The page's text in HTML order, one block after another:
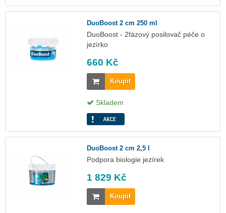
DuoBoost 2 cm 250 ml
DuoBoost - 2fázový posilovač péče o
jezírko
660 Kč
Koupit
Skladem
DuoBoost 2 cm 2,5 l
Podpora biologie jezírek
1 829 Kč
Koupit